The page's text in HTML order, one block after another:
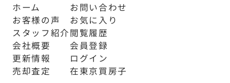
ホーム
お客様の声
スタッフ紹介
会社概要
更新情報
売却査定
お問い合わせ
お気に入り
閲覧履歴
会員登録
ログイン
在東京買房子